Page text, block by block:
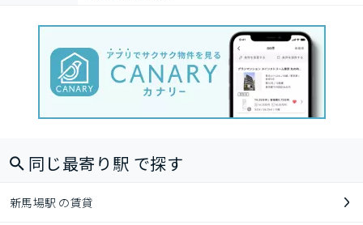
同じ最寄り駅 で探す
新馬場駅 の賃貸